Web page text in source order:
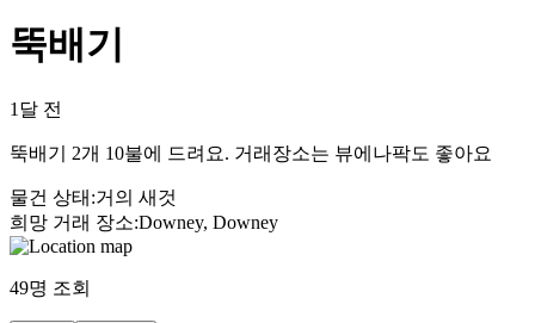
뚝배기
1달 전
뚝배기 2개 10불에 드려요. 거래장소는 뷰에나팍도 좋아요
물건 상태 :거의 새것
희망 거래 장소:Downey, Downey
49명 조회